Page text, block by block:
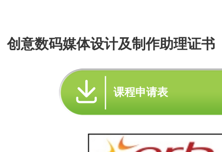
创意数码媒体设计及制作助理证书
课程申请表